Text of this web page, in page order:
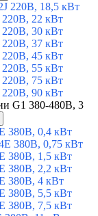
220В, 18,5 кВт
220В, 22 кВт
220В, 30 кВт
220В, 37 кВт
220В, 45 кВт
220В, 55 кВт
220В, 75 кВт
220В, 90 кВт
G1 380-480В, 3
380В, 0,4 кВт
380В, 0,75 кВт
380В, 1,5 кВт
380В, 2,2 кВт
380В, 4 кВт
380В, 5,5 кВт
380В, 7,5 кВт